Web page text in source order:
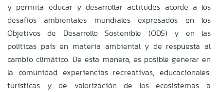
y permita educar y desarrollar actitudes acorde a los
desafíos ambientales mundiales expresados en los
Objetivos de Desarrollo Sostenible (ODS) y en las
políticas país en materia ambiental y de respuesta al
cambio climático. De esta manera, es posible generar en
la comunidad experiencias recreativas, educacionales,
turísticas y de valorización de los ecosistemas a